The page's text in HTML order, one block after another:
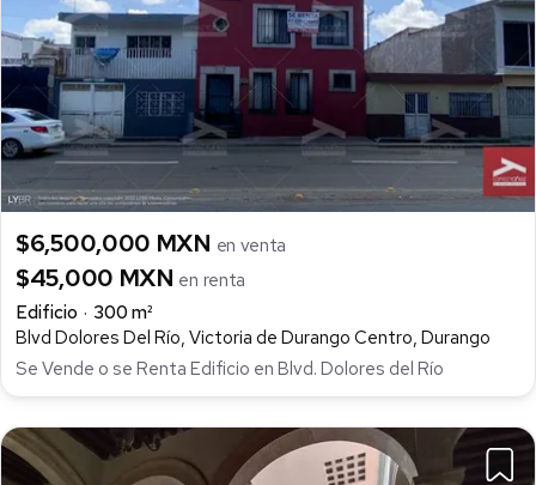
$6,500,000 MXN en venta
$45,000 MXN en renta
Edificio
300 m²
Blvd Dolores Del Río, Victoria de Durango Centro, Durango
Se Vende o se Renta Edificio en Blvd. Dolores del Río